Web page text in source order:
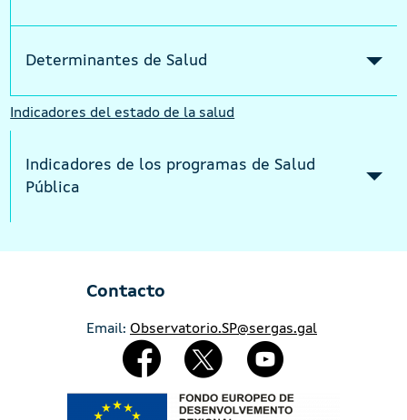
Determinantes de Salud
Indicadores del estado de la salud
Indicadores de los programas de Salud
Pública
Contacto
Email: Observatorio.SP@sergas.gal
Redes Sociales